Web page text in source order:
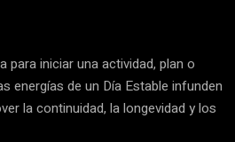
para iniciar una actividad, plan o
energías de un Día Estable infunden
la continuidad, la longevidad y los